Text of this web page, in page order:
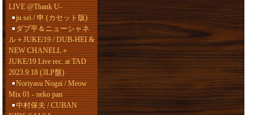
LIVE @Thank U-
ju sei / 申 (カセット版)
ダブ平＆ニューシャネ
ル＋JUKE/19 / DUB-HEI &
NEW CHANELL＋
JUKE/19 Live rec. at TAD
2023.9.18 (3LP盤)
Noriyasu Nogai / Meow
Mix 01 - neko pan
中村保夫 / CUBAN